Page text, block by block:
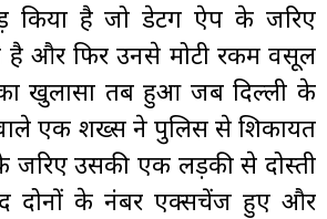
किया है जो डेटिंग ऐप के जरिए
है और फिर उनसे मोटी रकम वसूल
खुलासा तब हुआ जब दिल्ली के
एक शख्स ने पुलिस से शिकायत
जरिए उसकी एक लड़की से दोस्ती
दोनों के नंबर एक्सचेंज हुए और